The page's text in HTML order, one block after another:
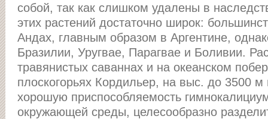
собой, так как слишком удалены в
этих растений достаточно широк:
Андах, главным образом в Аргентине,
Бразилии, Уругвае, Парагвае и Боливии.
травянистых саваннах и на океанском
плоскогорьях Кордильер, на выс. до 3500
хорошую приспособляемость
окружающей среды, целесообразно